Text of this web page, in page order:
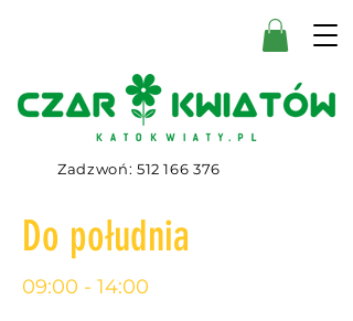
Zadzwoń: 512 166 376
Do południa
09:00 - 14:00